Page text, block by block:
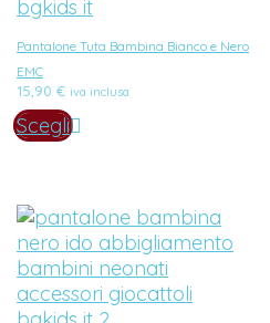
Pantalone Tuta Bambina Bianco e Nero
EMC
15,90 € iva inclusa
Scegli